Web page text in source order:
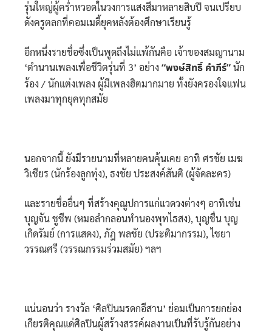
รุ่นใหญ่ผู้คร่ำหวอดในวงการแสงสีมาหลายสิบปี จนเปรียบ
ดังครูตลกที่คอมเมดี้ยุคหลังต้องศึกษาเรียนรู้
อีกหนึ่งรายชื่อซึ่งเป็นพูดถึงไม่แพ้กันคือ เจ้าของสมญานาม
‘ตำนานเพลงเพื่อชีวิตรุ่นที่ 3’ อย่าง “พงษ์สิทธิ์ คำภีร์”นัก
ร้อง / นักแต่งเพลง ผู้มีเพลงฮิตมากมาย ทั้งยังครองใจแฟน
เพลงมาทุกยุคทุกสมัย
นอกจากนี้ ยังมีรายนามที่หลายคนคุ้นเคย อาทิ ศรชัย เมฆ
วิเชียร (นักร้องลูกทุ่ง), ธงชัย ประสงค์สันติ (ผู้จัดละคร)
และรายชื่ออื่นๆ ที่สร้างคุณูปการแก่แวดวงต่างๆ อาทิเช่น
บุญจัน ชูชีพ (หมอลำกลอนทำนองพุทไธสง), บุญชื่น บุญ
เกิดรัมย์ (การแสดง), ภัฎ พลชัย (ประติมากรรม), ไชยา
วรรณศรี (วรรณกรรมร่วมสมัย) ฯลฯ
แน่นอนว่า รางวัล ‘ศิลปินมรดกอีสาน’ ย่อมเป็นการยกย่อง
เกียรติคุณแด่ศิลปินผู้สร้างสรรค์ผลงานเป็นที่รับรู้กันอย่าง